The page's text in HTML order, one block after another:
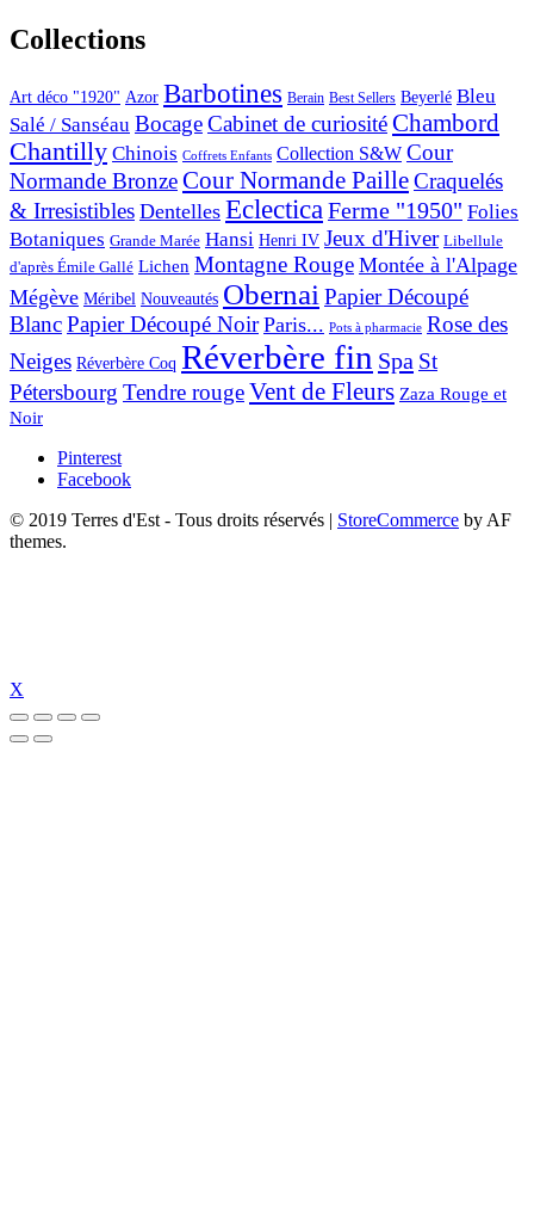
Collections
Art déco "1920" Azor Barbotines Berain Best Sellers Beyerlé Bleu
Salé / Sanséau BocageCabinet de curiositéChambord
Chantilly Chinois Coffrets Enfants Collection S&W Cour
Normande BronzeCour Normande PailleCraquelés
& Irresistibles Dentelles EclecticaFerme "1950" Folies
Botaniques Grande Marée Hansi Henri IV Jeux d'Hiver Libellule
d'après Émile Gallé Lichen Montagne Rouge Montée à l'Alpage
Mégève Méribel Nouveautés ObernaiPapier Découpé
BlancPapier Découpé Noir Paris... Pots à pharmacie Rose des
Neiges Réverbère Coq Réverbère fin Spa St
Pétersbourg Tendre rougeVent de Fleurs Zaza Rouge et
Noir
Pinterest
Facebook
© 2019 Terres d'Est - Tous droits réservés
StoreCommerce by AF
themes.
X